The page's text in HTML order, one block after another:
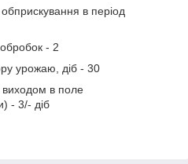
в період
- 2
урожаю, діб - 30
виходом в поле
- 3/- діб